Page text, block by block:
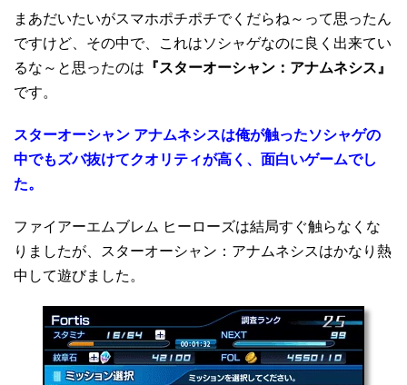
まあだいたいがスマホポチポチでくだらね～って思ったん
ですけど、その中で、これはソシャゲなのに良く出来てい
るな～と思ったのは 『スターオーシャン：アナムネシス』
です。
スターオーシャン アナムネシスは俺が触ったソシャゲの
中でもズバ抜けてクオリティが高く、面白いゲームでし
た。
ファイアーエムブレム ヒーローズは結局すぐ触らなくな
りましたが、スターオーシャン：アナムネシスはかなり熱
中して遊びました。